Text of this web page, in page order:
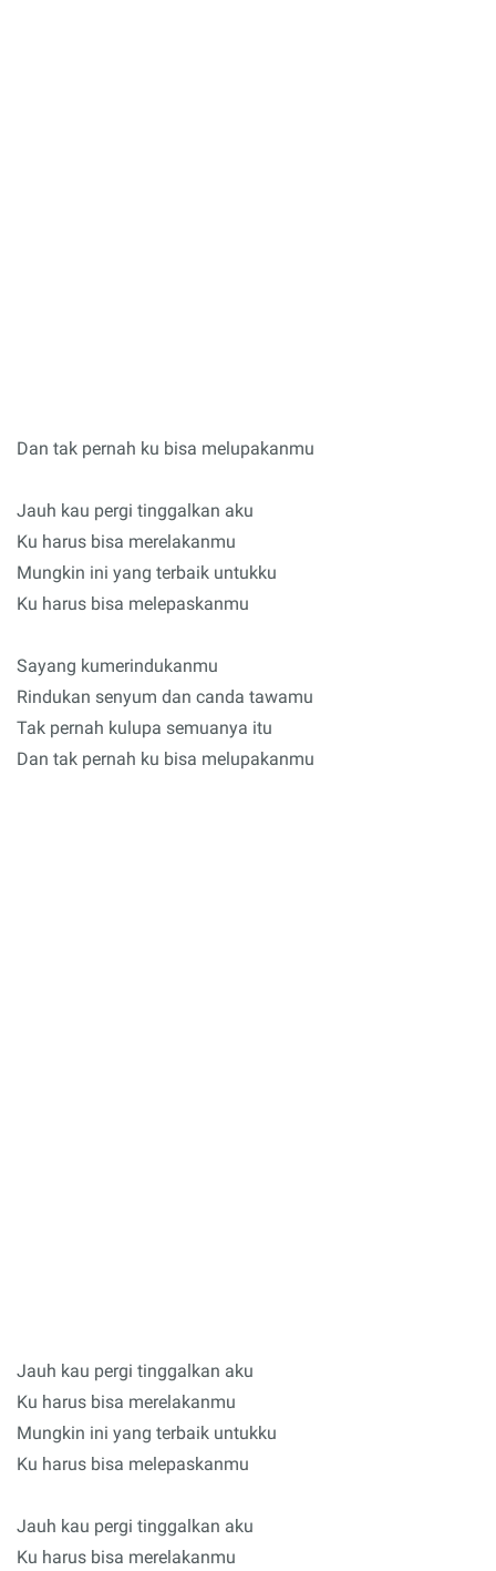
Dan tak pernah ku bisa melupakanmu
Jauh kau pergi tinggalkan aku
Ku harus bisa merelakanmu
Mungkin ini yang terbaik untukku
Ku harus bisa melepaskanmu
Sayang kumerindukanmu
Rindukan senyum dan canda tawamu
Tak pernah kulupa semuanya itu
Dan tak pernah ku bisa melupakanmu
Jauh kau pergi tinggalkan aku
Ku harus bisa merelakanmu
Mungkin ini yang terbaik untukku
Ku harus bisa melepaskanmu
Jauh kau pergi tinggalkan aku
Ku harus bisa merelakanmu